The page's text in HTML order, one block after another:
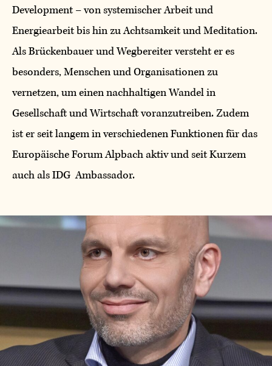
Development – von systemischer Arbeit und
Energiearbeit bis hin zu Achtsamkeit und Meditation.
Als Brückenbauer und Wegbereiter versteht er es
besonders, Menschen und Organisationen zu
vernetzen, um einen nachhaltigen Wandel in
Gesellschaft und Wirtschaft voranzutreiben. Zudem
ist er seit langem in verschiedenen Funktionen für das
Europäische Forum Alpbach aktiv und seit Kurzem
auch als IDG Ambassador.